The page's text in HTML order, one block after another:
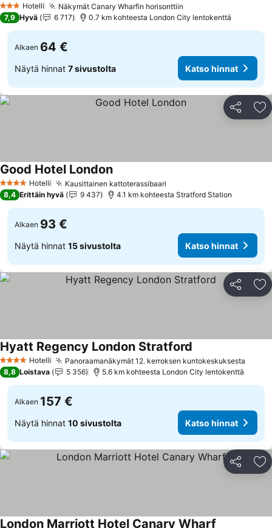
3 Tähtiluokitus
Hotelli Näkymät Canary Wharfin horisonttiin
7,9 Hyvä 6 717 0.7 km kohteesta London City lentokenttä
Alkaen 64 €
Näytä hinnat 7 sivustolta Katso hinnat
Jaa
4 Tähtiluokitus
Hotelli Kausittainen kattoterassibaari
Good Hotel London
8,4 Erittäin hyvä 9 437 4.1 km kohteesta Stratford Station
Alkaen 93 €
Näytä hinnat 15 sivustolta Katso hinnat
Jaa
4 Tähtiluokitus
Hotelli Panoraamanäkymät 12. kerroksen kuntokeskuksesta
Hyatt Regency London Stratford
8,8 Loistava 5 356 5.6 km kohteesta London City lentokenttä
Alkaen 157 €
Näytä hinnat 10 sivustolta Katso hinnat
Jaa
London Marriott Hotel Canary Wharf